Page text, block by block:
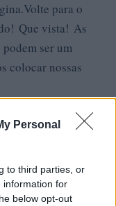
Personal
to third parties, or
information for
below opt-out
para o
Que vista! As
ser um
colocar nossas
trocas de
volumes
vender suas
geralmente serão